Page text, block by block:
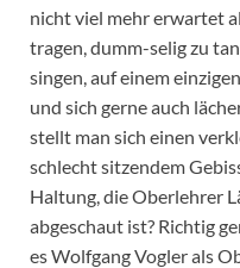
nicht viel mehr erwartet
tragen, dumm-selig zu
singen, auf einem
und sich gerne auch
stellt man sich einen
schlecht sitzendem
Haltung, die Oberlehrer
abgeschaut ist? Richtig
es Wolfgang Vogler als